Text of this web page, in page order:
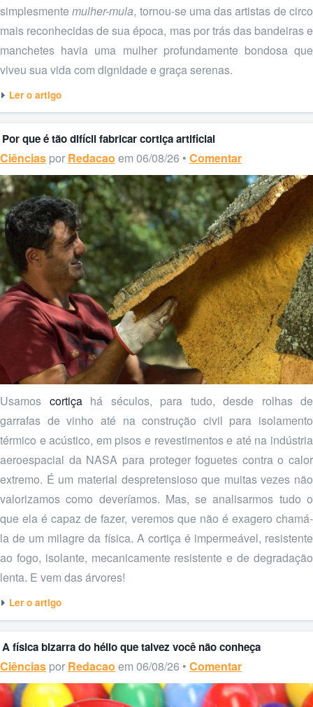
simplesmentemulher-mula, tornou-se uma das artistas de circo
mais reconhecidas de sua época, mas por trás das bandeiras e
manchetes havia uma mulher profundamente bondosa que
viveu sua vida com dignidade e graça serenas.
Ler o artigo
Por que é tão difícil fabricar cortiça artificial
Ciências por Redacao em 06/08/26 • Comentar
Usamos cortiçahá séculos, para tudo, desde rolhas de
garrafas de vinho até na construção civil para isolamento
térmico e acústico, em pisos e revestimentos e até na indústria
aeroespacial da NASA para proteger foguetes contra o calor
extremo. É um material despretensioso que muitas vezes não
valorizamos como deveríamos. Mas, se analisarmos tudo o
que ela é capaz de fazer, veremos que não é exagero chamá-
la de um milagre da física. A cortiça é impermeável, resistente
ao fogo, isolante, mecanicamente resistente e de degradação
lenta. E vem das árvores!
Ler o artigo
A física bizarra do hélio que talvez você não conheça
Ciências por Redacao em 06/08/26 • Comentar